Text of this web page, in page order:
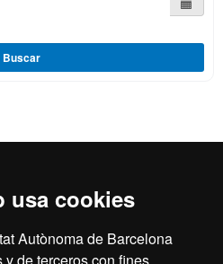
usa cookies
Autònoma de Barcelona
Buscar
HR